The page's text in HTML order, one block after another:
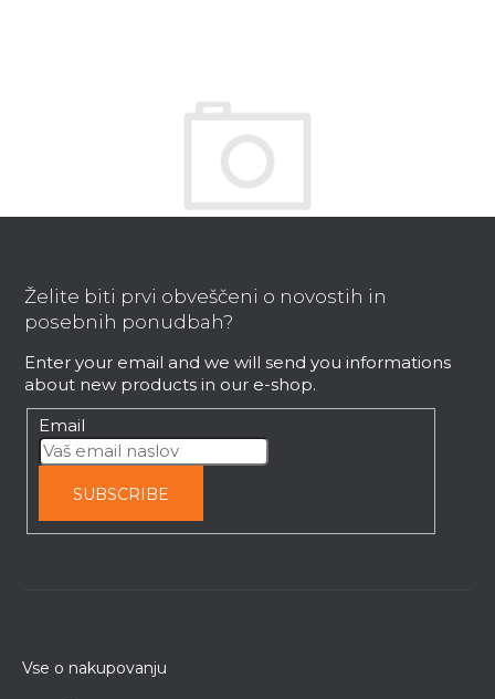
Komplet brusnih valjev P80 za SD20
Želite biti prvi obveščeni o novostih in
posebnih ponudbah?
Enter your email and we will send you informations
about new products in our e-shop.
Email
SUBSCRIBE
Vse o nakupovanju